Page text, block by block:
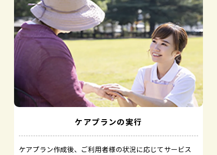
ケアプランの実行
ケアプラン作成後、ご利用者様の状況に応じてサービス